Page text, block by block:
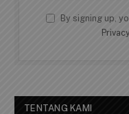
By signing up,
TENTANG KAMI